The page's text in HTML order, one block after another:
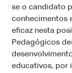
se o candidato
conhecimentos
eficaz nesta
Pedagógicos
educativos, por